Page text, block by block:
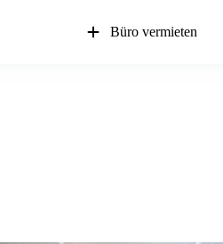
Büro vermieten